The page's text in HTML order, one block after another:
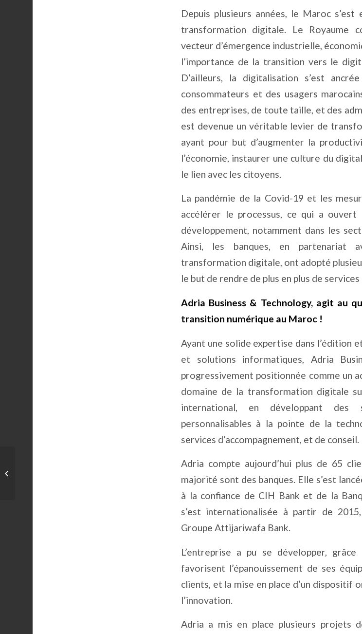
Depuis plusieurs années, le Maroc
transformation digitale. Le Royaume
vecteur d’émergence industrielle,
l’importance de la transition vers le
D’ailleurs, la digitalisation s’est
consommateurs et des usagers
des entreprises, de toute taille, et des
est devenue un véritable levier de
ayant pour but d’augmenter la
l’économie, instaurer une culture du
le lien avec les citoyens.
La pandémie de la Covid-19 et les
accélérer le processus, ce qui a ouvert
développement, notamment dans les
Ainsi, les banques, en partenariat
transformation digitale, ont adopté
le but de rendre de plus en plus de
Adria Business & Technology, agit au
transition numérique au Maroc !
Ayant une solide expertise dans l’édition
et solutions informatiques, Adria
progressivement positionnée comme un
domaine de la transformation digitale
international, en développant des
personnalisables à la pointe de la
services d’accompagnement, et de conseil.
Adria compte aujourd’hui plus de 65
majorité sont des banques. Elle s’est
à la confiance de CIH Bank et de la
s’est internationalisée à partir de
Groupe Attijariwafa Bank.
L’entreprise a pu se développer,
favorisent l’épanouissement de ses
clients, et la mise en place d’un dispositif
l’innovation.
Adria a mis en place plusieurs projets